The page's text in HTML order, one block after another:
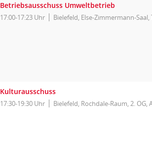
Betriebsausschuss Umweltbetrieb
17:00-17:23 Uhr Bielefeld, Else-Zimmermann-
Kulturausschuss
17:30-19:30 Uhr Bielefeld, Rochdale-Raum, 2. OG,